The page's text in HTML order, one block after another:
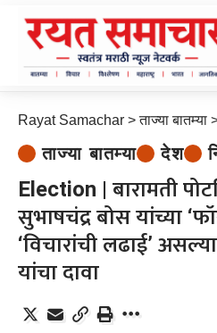
Rayat Samachar >ताज्या बातम्या
ताज्या बातम्या देश
Election | बारामती
सुभाषचंद्र बोस यांच्या
‘विचारांची लढाई’
यांचा दावा